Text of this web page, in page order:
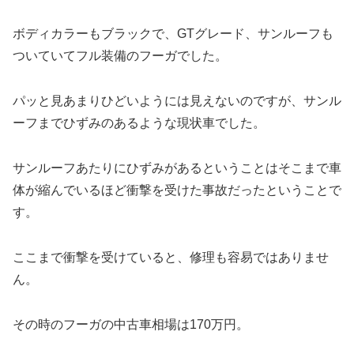
ボディカラーもブラックで、GTグレード、サンルーフも
ついていてフル装備のフーガでした。
パッと見あまりひどいようには見えないのですが、サンル
ーフまでひずみのあるような現状車でした。
サンルーフあたりにひずみがあるということはそこまで車
体が縮んでいるほど衝撃を受けた事故だったということで
す。
ここまで衝撃を受けていると、修理も容易ではありませ
ん。
その時のフーガの中古車相場は170万円。